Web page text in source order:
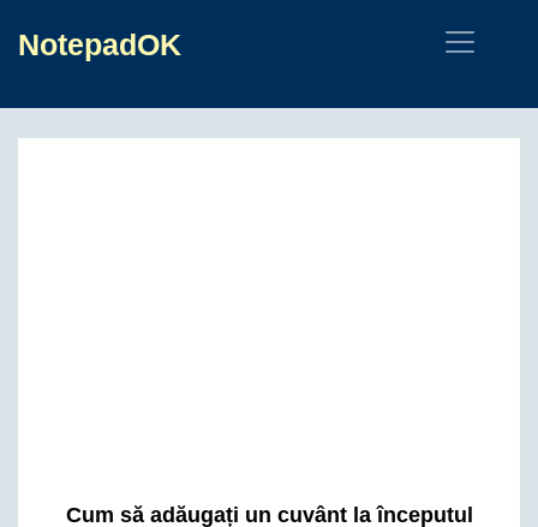
NotepadOK
Cum să adăugați un cuvânt la începutul